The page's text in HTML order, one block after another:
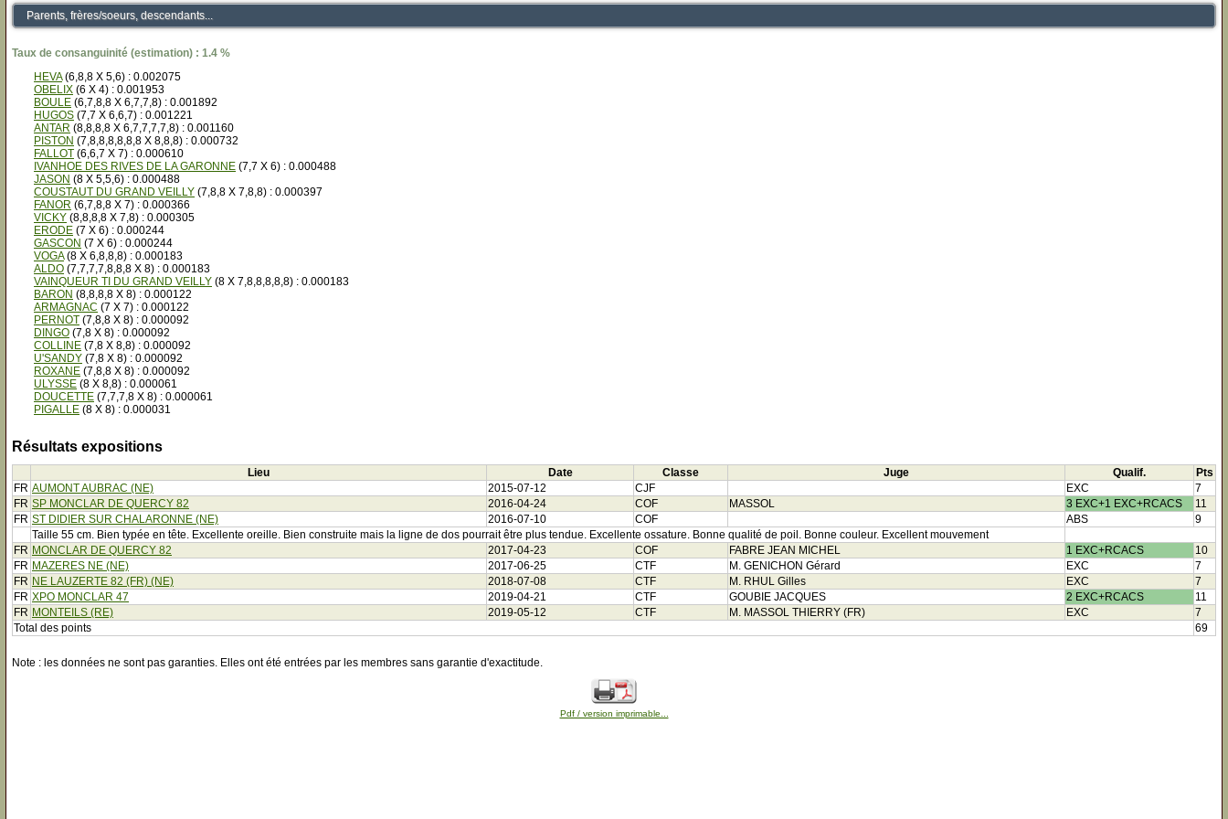
Parents, frères/soeurs, descendants...
Taux de consanguinité (estimation) : 1.4 %
HEVA(6,8,8 X 5,6) : 0.002075
OBELIX (6 X 4) : 0.001953
BOULE (6,7,8,8 X 6,7,7,8) : 0.001892
HUGOS (7,7 X 6,6,7) : 0.001221
ANTAR (8,8,8,8 X 6,7,7,7,7,8) : 0.001160
PISTON (7,8,8,8,8,8,8 X 8,8,8) : 0.000732
FALLOT (6,6,7 X 7) : 0.000610
IVANHOE DES RIVES DE LA GARONNE (7,7 X 6) : 0.000488
JASON (8 X 5,5,6) : 0.000488
COUSTAUT DU GRAND VEILLY (7,8,8 X 7,8,8) : 0.000397
FANOR (6,7,8,8 X 7) : 0.000366
VICKY (8,8,8,8 X 7,8) : 0.000305
ERODE (7 X 6) : 0.000244
GASCON (7 X 6) : 0.000244
VOGA(8 X 6,8,8,8) : 0.000183
ALDO (7,7,7,7,8,8,8 X 8) : 0.000183
VAINQUEUR TI DU GRAND VEILLY (8 X 7,8,8,8,8,8) : 0.000183
BARON (8,8,8,8 X 8) : 0.000122
ARMAGNAC (7 X 7) : 0.000122
PERNOT (7,8,8 X 8) : 0.000092
DINGO (7,8 X 8) : 0.000092
COLLINE (7,8 X 8,8) : 0.000092
U'SANDY (7,8 X 8) : 0.000092
ROXANE (7,8,8 X 8) : 0.000092
ULYSSE (8 X 8,8) : 0.000061
DOUCETTE (7,7,7,8 X 8) : 0.000061
PIGALLE (8 X 8) : 0.000031
Résultats expositions
Lieu Date Classe Juge Qualif.
Pts
FR AUMONT AUBRAC (NE) 2015-07-12 CJF EXC
7
FR SP MONCLAR DE QUERCY 82 2016-04-24 COF MASSOL 3 EXC+1 EXC+RCACS
11
FR ST DIDIER SUR CHALARONNE (NE) 2016-07-10 COF ABS
9
Taille 55 cm. Bien typée en tête. Excellente oreille. Bien construite mais la ligne de dos pourrait être plus tendue. Excellente ossature. Bonne qualité de poil. Bonne couleur. Excellent mouvement
FR MONCLAR DE QUERCY 82 2017-04-23 COF FABRE JEAN MICHEL 1 EXC+RCACS
10
FR MAZERES NE (NE) 2017-06-25 CTF M. GENICHON Gérard EXC
7
FR NE LAUZERTE 82 (FR) (NE) 2018-07-08 CTF M. RHUL Gilles EXC
7
FR XPO MONCLAR 47 2019-04-21 CTF GOUBIE JACQUES 2 EXC+RCACS
11
FR MONTEILS (RE) 2019-05-12 CTF M. MASSOL THIERRY (FR) EXC
7
Total des points
69
Note : les données ne sont pas garanties. Elles ont été entrées par les membres sans garantie d'exactitude.
Pdf / version imprimable...